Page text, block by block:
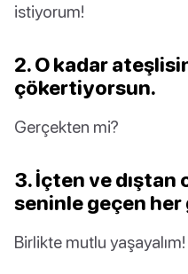
istiyorum!
2. O kadar
çökertiyorsun.
Gerçekten mi?
3. İçten ve dıştan
seninle geçen her
Birlikte mutlu yaşayalım!